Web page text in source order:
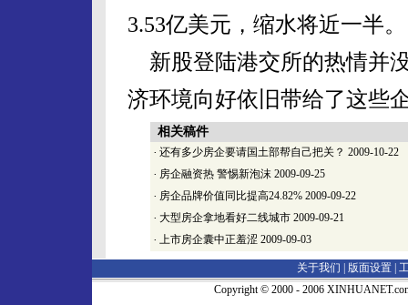
3.53亿美元，缩水将近一半。
新股登陆港交所的热情并
济环境向好依旧带给了这些
相关稿件
· 还有多少房企要请国土部帮自己把关？ 2009-10-22
· 房企融资热 警惕新泡沫 2009-09-25
· 房企品牌价值同比提高24.82% 2009-09-22
· 大型房企拿地看好二线城市 2009-09-21
· 上市房企囊中正羞涩 2009-09-03
关于我们 | 版面设置
Copyright © 2000 - 2006